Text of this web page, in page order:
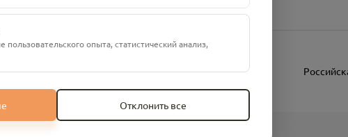
опыта, статистический анализ,
Отклонить все